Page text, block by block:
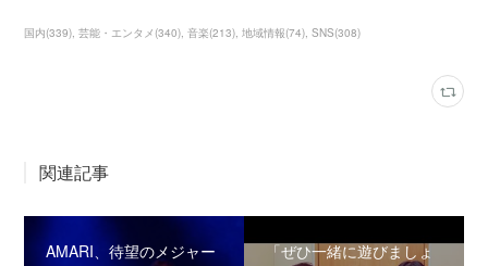
国内(339) 芸能・エンタメ (340) 音楽(213) 地域情報(74) SNS(308)
関連記事
AMARI、待望のメジャー
「ぜひ一緒に遊びましょ